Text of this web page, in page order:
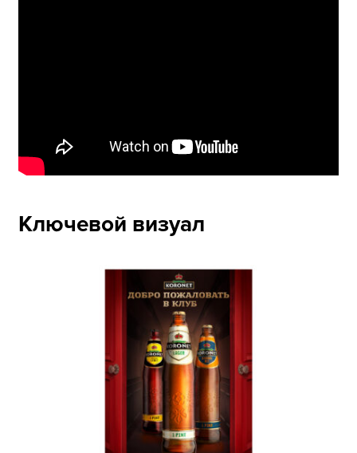
Ключевой визуал